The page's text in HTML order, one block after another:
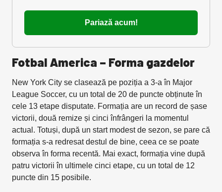
Pariază acum!
Fotbal America – Forma gazdelor
New York City se clasează pe poziția a 3-a în Major
League Soccer, cu un total de 20 de puncte obținute în
cele 13 etape disputate. Formația are un record de șase
victorii, două remize și cinci înfrângeri la momentul
actual. Totuși, după un start modest de sezon, se pare că
formația s-a redresat destul de bine, ceea ce se poate
observa în forma recentă. Mai exact, formația vine după
patru victorii în ultimele cinci etape, cu un total de 12
puncte din 15 posibile.